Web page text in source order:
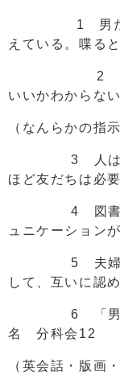
1 男だって
えている。喋
2 会社から
いいかわからない
（なんらかの
3 人は一人
ほど友だち
4 図書館や
ュニケーション
5 夫婦は他
して、互いに認
6 「男の居
名 分科会12
（英会話・版画